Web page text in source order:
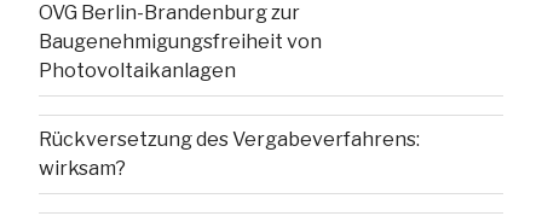
OVG Berlin-Brandenburg zur
Baugenehmigungsfreiheit von
Photovoltaikanlagen
Rückversetzung des Vergabeverfahrens:
wirksam?